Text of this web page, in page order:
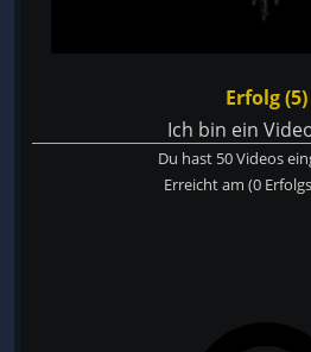
Erfolg (5)
Ich bin ein
Du hast 50 Videos
Erreicht am (0